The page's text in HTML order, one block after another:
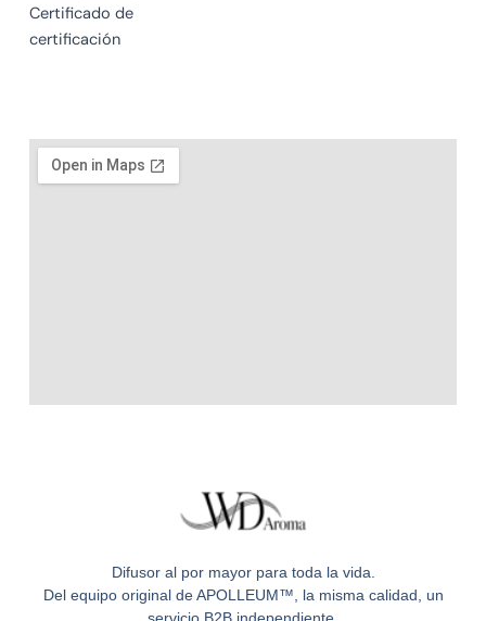
Difusor al por mayor para toda la vida.
Del equipo original de APOLLEUM™, la misma calidad, un
servicio B2B independiente.
Certificado de
certificación